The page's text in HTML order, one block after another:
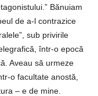
Bănuiam
de a-l contrazice
sub privirile
într-o epocă
Aveau să urmeze
o facultate anostă,
– e de mine.